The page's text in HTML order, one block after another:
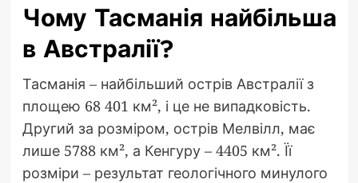
Чому Тасманія найбільша
в Австралії?
Тасманія – найбільший острів Австралії з
площею 68 401 км², і це не випадковість.
Другий за розміром, острів Мелвілл, має
лише 5788 км², а Кенгуру – 4405 км². Її
розміри – результат геологічного минулого